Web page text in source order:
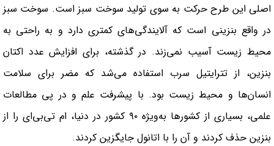
اصلی این طرح حرکت به سوی تولید سوخت سبز است. سوخت سبز
در واقع بنزینی است که آلایندگی‌های کمتری دارد و به راحتی به
محیط زیست آسیب نمی‌زند. در گذشته، برای افزایش عدد اکتان
بنزین، از تترایتیل سرب استفاده می‌شد که مضر برای سلامت
انسان‌ها و محیط زیست بود. با پیشرفت علم و در پی مطالعات
علمی، بسیاری از کشورها به‌ویژه ۹۰ کشور در دنیا، ام تی‌بی‌ای را از
بنزین حذف کردند و آن را با اتانول جایگزین کردند.